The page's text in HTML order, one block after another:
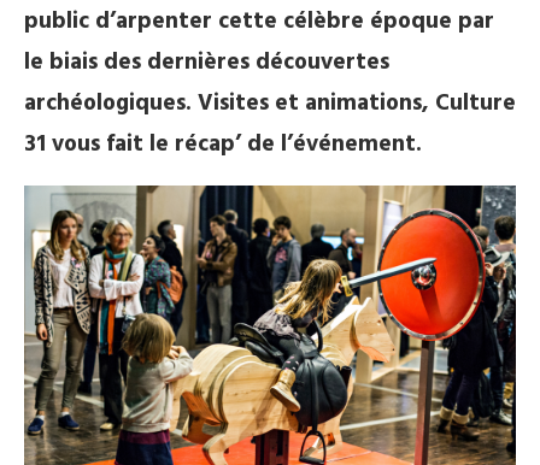
public d’arpenter cette célèbre époque par
le biais des dernières découvertes
archéologiques. Visites et animations, Culture
31 vous fait le récap’ de l’événement.